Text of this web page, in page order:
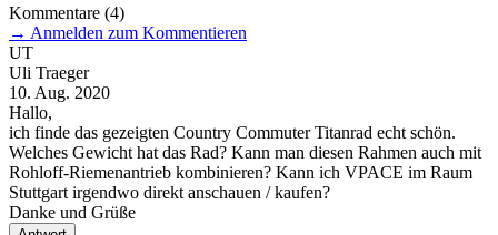
Kommentare (4)
→ Anmelden zum Kommentieren
UT
Uli Traeger
10. Aug. 2020
Hallo,
ich finde das gezeigten Country Commuter Titanrad echt schön.
Welches Gewicht hat das Rad? Kann man diesen Rahmen auch mit
Rohloff-Riemenantrieb kombinieren? Kann ich VPACE im Raum
Stuttgart irgendwo direkt anschauen / kaufen?
Danke und Grüße